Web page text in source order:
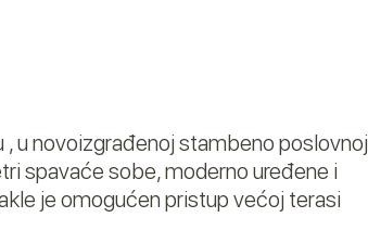
u novoizgrađenoj stambeno poslovnoj
spavaće sobe, moderno uređene i
je omogućen pristup većoj terasi